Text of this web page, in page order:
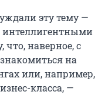
эту тему —
интеллигентными
наверное, с
на
или, например,
класса, —